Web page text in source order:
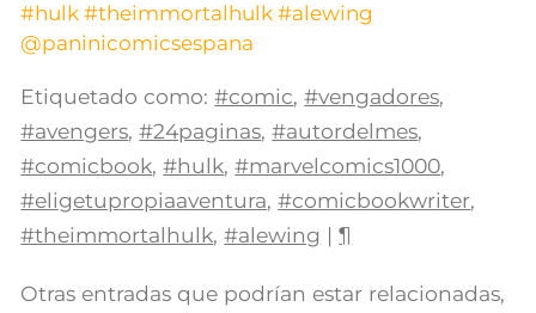
#hulk #theimmortalhulk #alewing
@paninicomicsespana
Etiquetado como: #comic,#vengadores,
#avengers,#24paginas,#autordelmes,
#comicbook,#hulk,#marvelcomics1000,
#eligetupropiaaventura,#comicbookwriter,
#theimmortalhulk,#alewing |¶
Otras entradas que podrían estar relacionadas,